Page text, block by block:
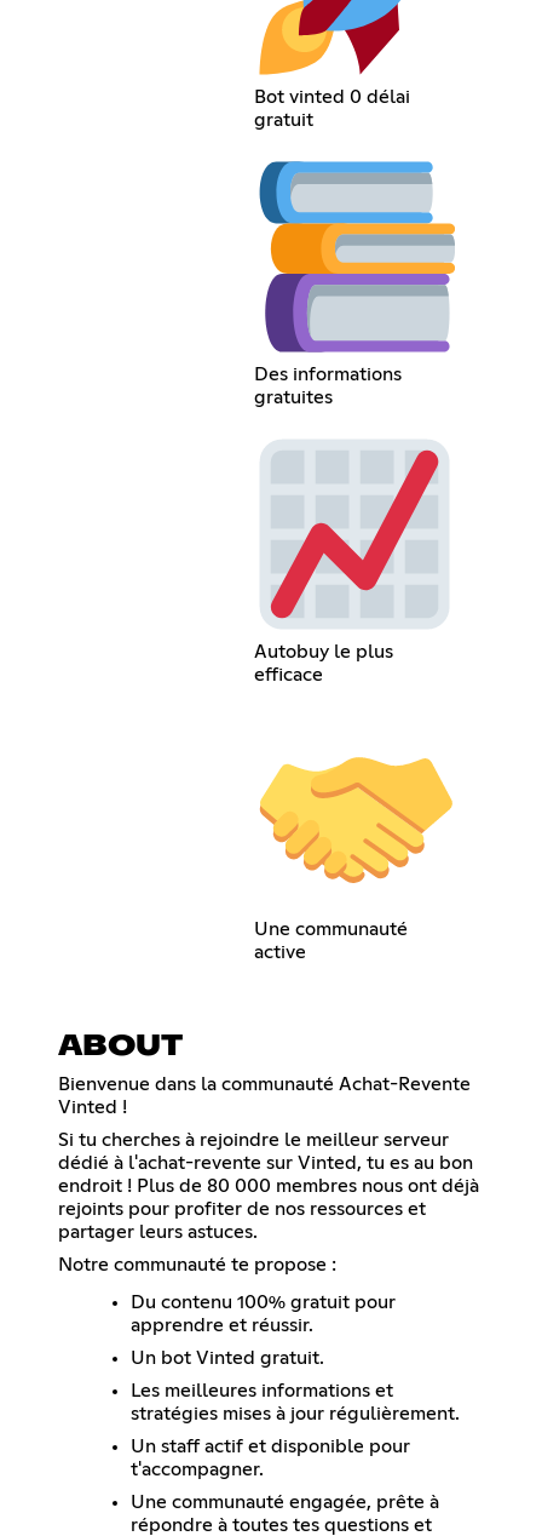
Bot vinted 0 délai
gratuit
Des informations
gratuites
Autobuy le plus
efficace
Une communauté
active
ABOUT
Bienvenue dans la communauté Achat-Revente
Vinted !
Si tu cherches à rejoindre le meilleur serveur
dédié à l'achat-revente sur Vinted, tu es au bon
endroit ! Plus de 80 000 membres nous ont déjà
rejoints pour profiter de nos ressources et
partager leurs astuces.
Notre communauté te propose :
Du contenu 100% gratuit pour
apprendre et réussir.
Un bot Vinted gratuit.
Les meilleures informations et
stratégies mises à jour régulièrement.
Un staff actif et disponible pour
t'accompagner.
Une communauté engagée, prête à
répondre à toutes tes questions et